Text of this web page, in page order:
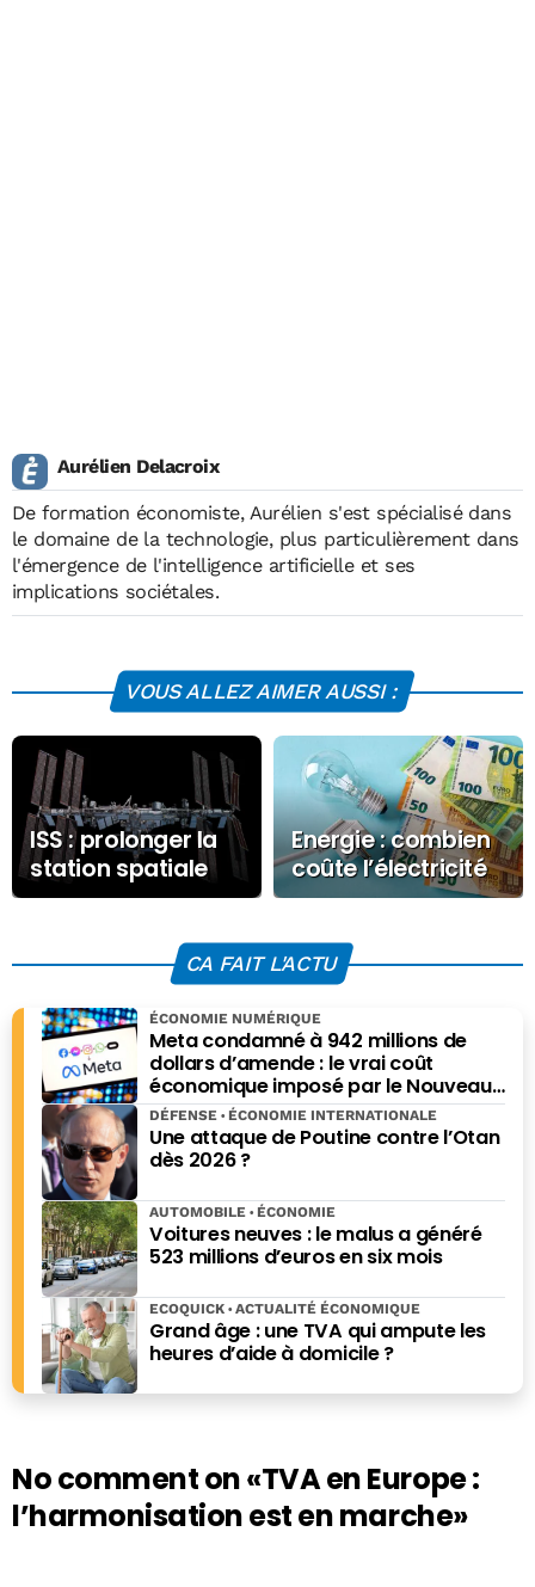
Aurélien Delacroix
De formation économiste, Aurélien s'est spécialisé dans
le domaine de la technologie, plus particulièrement dans
l'émergence de l'intelligence artificielle et ses
implications sociétales.
VOUS ALLEZ AIMER AUSSI :
ISS : prolonger la
station spatiale
jusqu’en 2032, un
Energie : combien
coûte l’électricité
ce Vendredi 5
CA FAIT L'ACTU
Meta condamné à 942 millions de
dollars d’amende : le vrai coût
économique imposé par le Nouveau-
Mexique
ÉCONOMIE NUMÉRIQUE
Une attaque de Poutine contre l’Otan
dès 2026 ?
DÉFENSE ÉCONOMIE INTERNATIONALE
Voitures neuves : le malus a généré
523 millions d’euros en six mois
AUTOMOBILE ÉCONOMIE
Grand âge : une TVA qui ampute les
heures d’aide à domicile ?
ECOQUICK ACTUALITÉ ÉCONOMIQUE
No comment on«TVA en Europe :
l’harmonisation est en marche»